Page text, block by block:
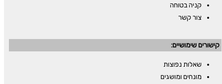
קניה בטוחה
צור קשר
קישורים שימושיים:
שאלות נפוצות
מונחים ומושגים